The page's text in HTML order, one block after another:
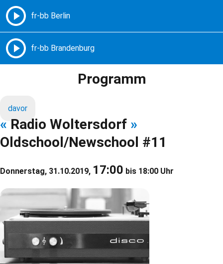
Freie Radios – Berlin Brandenburg
Programm
davor
« Radio Woltersdorf »
Oldschool/Newschool #11
Donnerstag, 31.10.2019, 17:00 bis 18:00 Uhr